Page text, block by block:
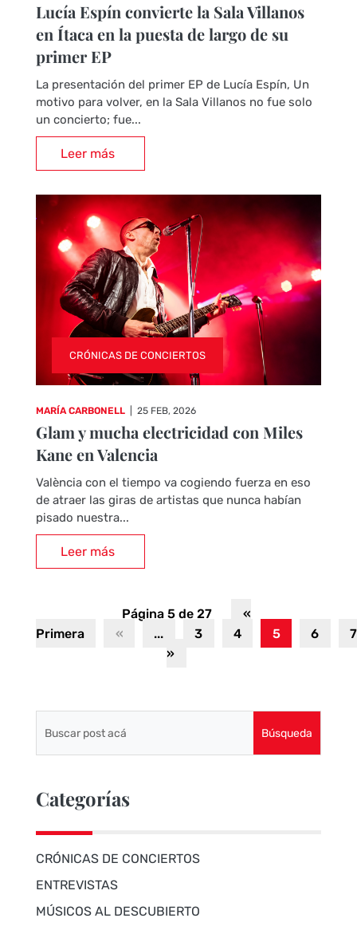
Lucía Espín convierte la Sala Villanos
en Ítaca en la puesta de largo de su
primer EP
La presentación del primer EP de Lucía Espín, Un
motivo para volver, en la Sala Villanos no fue solo
un concierto; fue...
Leer más
CRÓNICAS DE CONCIERTOS
MARÍA CARBONELL 25 FEB, 2026
Glam y mucha electricidad con Miles
Kane en Valencia
València con el tiempo va cogiendo fuerza en eso
de atraer las giras de artistas que nunca habían
pisado nuestra...
Leer más
Página 5 de 27
«
Primera
« ... 3 4 5 6
7
»
Categorías
CRÓNICAS DE CONCIERTOS
ENTREVISTAS
MÚSICOS AL DESCUBIERTO